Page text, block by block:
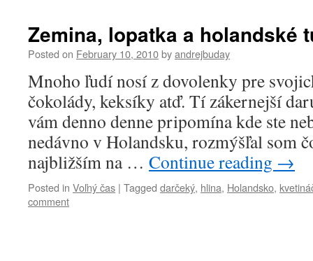
Zemina, lopatka a holandské
Posted on February 10, 2010byandrejbuday
Mnoho ľudí nosí z dovolenky pre
čokolády, keksíky atď. Tí zákernejší
vám denno denne pripomína kde ste
nedávno v Holandsku, rozmýšľal som
najbližším na … Continue reading →
Posted in Voľný čas | Tagged darčeký, hlina, Holandsko,
comment